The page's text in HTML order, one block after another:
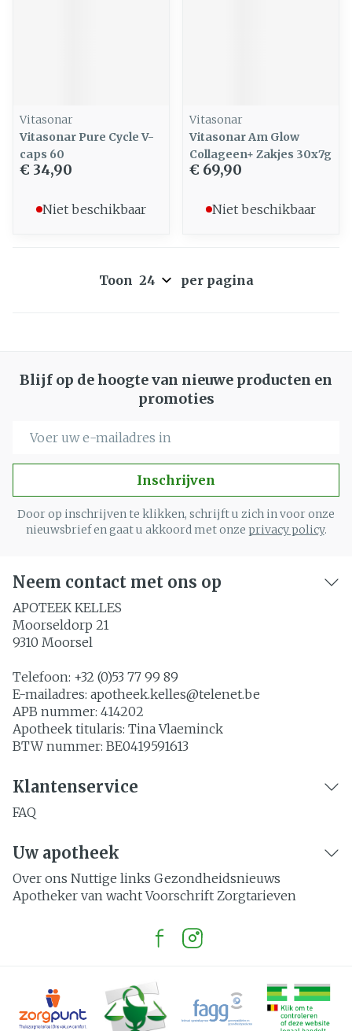
Vitasonar
Vitasonar Pure Cycle V-
caps 60
€ 34,90
Niet beschikbaar
Vitasonar
Vitasonar Am Glow
Collageen+ Zakjes 30x7g
€ 69,90
Niet beschikbaar
Toon per pagina
Blijf op de hoogte van nieuwe producten en
promoties
Inschrijven
Door op inschrijven te klikken, schrijft u zich in voor onze
nieuwsbrief en gaat u akkoord met onze privacy policy.
Neem contact met ons op
APOTEEK KELLES
Moorseldorp 21
9310 Moorsel
Telefoon: +32 (0)53 77 99 89
E-mailadres: apotheek.kelles@telenet.be
APB nummer: 414202
Apotheek titularis: Tina Vlaeminck
BTW nummer: BE0419591613
Klantenservice
FAQ
Uw apotheek
Over ons Nuttige links Gezondheidsnieuws
Apotheker van wacht Voorschrift Zorgtarieven